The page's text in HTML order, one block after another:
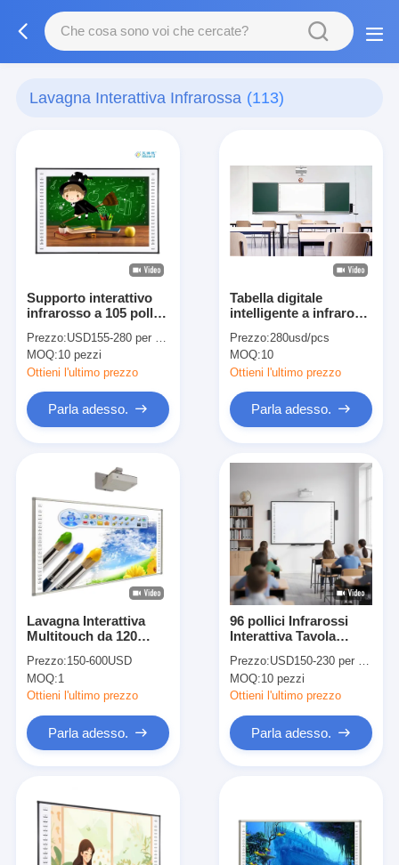
Lavagna Interattiva Infrarossa (113)
Supporto interattivo
infrarosso a 105 pollici
asciutto di lavagna del
FCC di Rohs del CE
Prezzo:USD155-280 per piece
MOQ:10 pezzi
Ottieni l'ultimo prezzo
Parla adesso.
Tabella digitale
intelligente a infrarossi
screen, lavagna
interattiva con
proiettore per classe
Prezzo:280usd/pcs
MOQ:10
Ottieni l'ultimo prezzo
Parla adesso.
Lavagna Interattiva
Multitouch da 120
Infrarossa per
l'Educazione
Prezzo:150-600USD
MOQ:1
Ottieni l'ultimo prezzo
Parla adesso.
96 pollici Infrarossi
Interattiva Tavola
classe e ufficio
Prezzo:USD150-230 per piece
MOQ:10 pezzi
Ottieni l'ultimo prezzo
Parla adesso.